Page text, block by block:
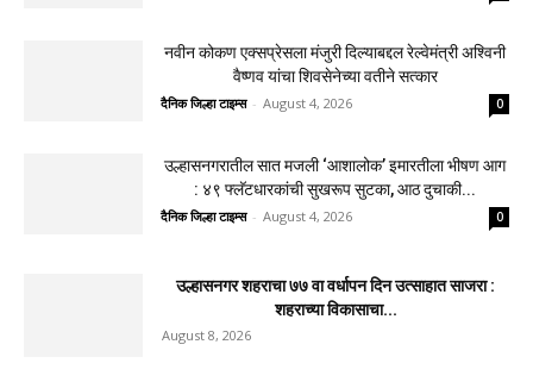
नवीन कोकण एक्सप्रेसला मंजुरी दिल्याबद्दल रेल्वेमंत्री अश्विनी
वैष्णव यांचा शिवसेनेच्या वतीने सत्कार
दैनिक जिल्हा टाइम्स - August 4, 2026 0
उल्हासनगरातील सात मजली ‘आशालोक’ इमारतीला भीषण आग
: ४९ फ्लॅटधारकांची सुखरूप सुटका, आठ दुचाकी...
दैनिक जिल्हा टाइम्स - August 4, 2026 0
उल्हासनगर शहराचा ७७ वा वर्धापन दिन उत्साहात साजरा :
शहराच्या विकासाचा...
August 8, 2026